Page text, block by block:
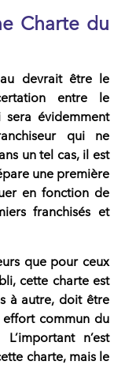
Charte du
devrait être le
entre le
sera évidemment
qui ne
un tel cas, il est
une première
en fonction de
franchisés et
que pour ceux
cette charte est
à autre, doit être
commun du
n’est
charte, mais le